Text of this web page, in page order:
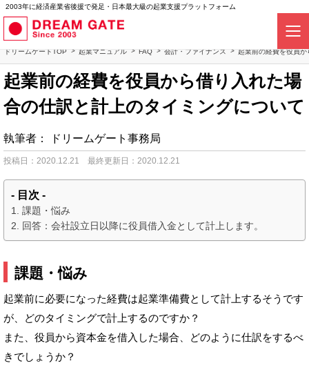
2003年に経済産業省後援で発足・日本最大級の起業支援プラットフォーム
ドリームゲートTOP 起業マニュアル FAQ 会計・ファイナンス 起業前の経費を役員
起業前の経費を役員から借り入れた場
合の仕訳と計上のタイミングについて
執筆者： ドリームゲート事務局
投稿日：2020.12.21 最終更新日：2020.12.21
- 目次 -
課題・悩み
回答：会社設立日以降に役員借入金として計上します。
課題・悩み
起業前に必要になった経費は起業準備費として計上するそうです
が、どのタイミングで計上するのですか？
また、役員から資本金を借入した場合、どのように仕訳をするべ
きでしょうか？